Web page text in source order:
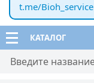
КАТАЛОГ
t.me/Bioh_service